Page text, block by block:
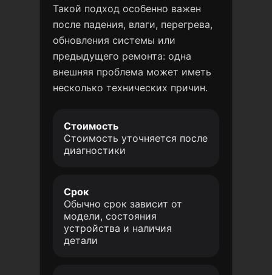
Такой подход особенно важен
после падения, влаги, перегрева,
обновления системы или
предыдущего ремонта: одна
внешняя проблема может иметь
несколько технических причин.
Стоимость
Стоимость уточняется после
диагностики
Срок
Обычно срок зависит от
модели, состояния
устройства и наличия
детали